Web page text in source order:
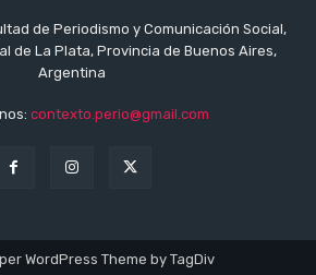
de Periodismo y Comunicación Social,
de La Plata, Provincia de Buenos Aires,
Argentina
contexto.perio@gmail.com
WordPress Theme by TagDiv